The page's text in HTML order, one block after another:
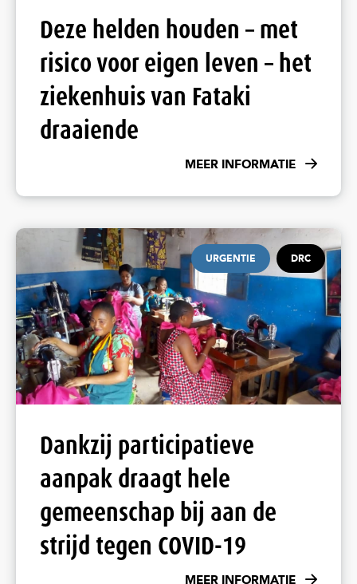
Deze helden houden – met
risico voor eigen leven – het
ziekenhuis van Fataki
draaiende
MEER INFORMATIE
URGENTIE DRC
Dankzij participatieve
aanpak draagt hele
gemeenschap bij aan de
strijd tegen COVID-19
MEER INFORMATIE